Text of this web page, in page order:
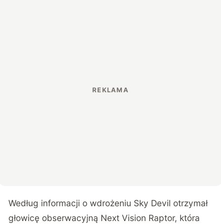
Według informacji o wdrożeniu Sky Devil otrzymał
głowicę obserwacyjną Next Vision Raptor, która